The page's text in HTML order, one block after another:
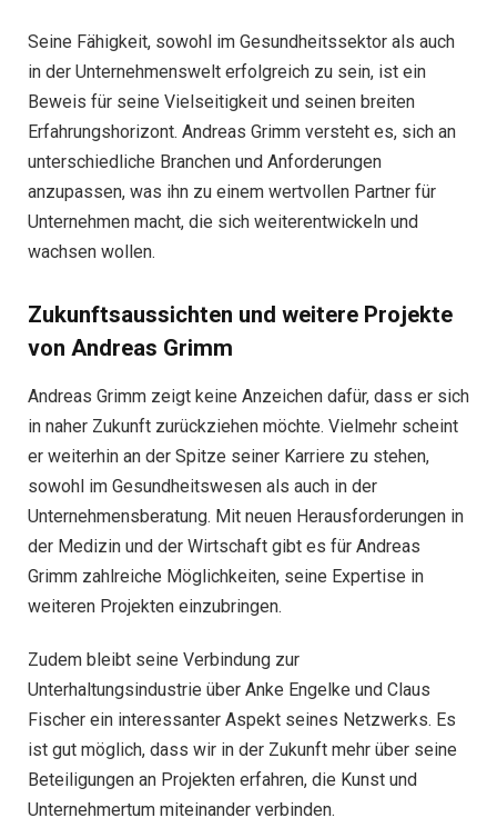
Seine Fähigkeit, sowohl im Gesundheitssektor als auch
in der Unternehmenswelt erfolgreich zu sein, ist ein
Beweis für seine Vielseitigkeit und seinen breiten
Erfahrungshorizont. Andreas Grimm versteht es, sich an
unterschiedliche Branchen und Anforderungen
anzupassen, was ihn zu einem wertvollen Partner für
Unternehmen macht, die sich weiterentwickeln und
wachsen wollen.
Zukunftsaussichten und weitere Projekte
von Andreas Grimm
Andreas Grimm zeigt keine Anzeichen dafür, dass er sich
in naher Zukunft zurückziehen möchte. Vielmehr scheint
er weiterhin an der Spitze seiner Karriere zu stehen,
sowohl im Gesundheitswesen als auch in der
Unternehmensberatung. Mit neuen Herausforderungen in
der Medizin und der Wirtschaft gibt es für Andreas
Grimm zahlreiche Möglichkeiten, seine Expertise in
weiteren Projekten einzubringen.
Zudem bleibt seine Verbindung zur
Unterhaltungsindustrie über Anke Engelke und Claus
Fischer ein interessanter Aspekt seines Netzwerks. Es
ist gut möglich, dass wir in der Zukunft mehr über seine
Beteiligungen an Projekten erfahren, die Kunst und
Unternehmertum miteinander verbinden.